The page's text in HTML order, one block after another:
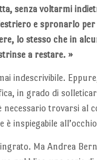
senza voltarmi
e spronarlo
lo stesso che in
a restare. »
indescrivibile.
in grado di
trovarsi al
inspiegabile
Ma Andrea